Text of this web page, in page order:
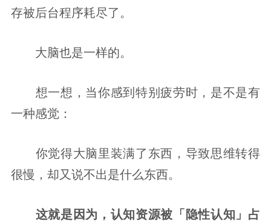
存被后台程序耗尽了。
大脑也是一样的。
想一想，当你感到特别疲劳时，是不是有
一种感觉：
你觉得大脑里装满了东西，导致思维转得
很慢，却又说不出是什么东西。
这就是因为，认知资源被「隐性认知」占